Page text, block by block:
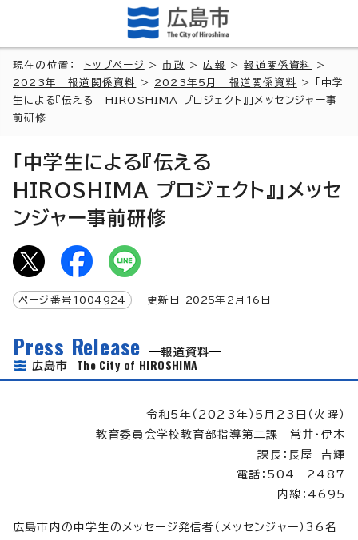
現在の位置： トップページ >市政 >広報 >報道関係資料
>
2023年 報道関係資料
> 2023年5月 報道関係資料
> 「中学
生による『伝える HIROSHIMA プロジェクト』」メッセンジャー事
前研修
「中学生による『伝える
HIROSHIMA プロジェクト』」メッセ
ンジャー事前研修
ページ番号 1004924 更新日 2025年2月 16 日
Press Release
報道資料
広島市 The City of HIROSHIMA
令和5年（2023年）5月23日（火曜）
教育委員会学校教育部指導第二課 常井・伊木
課長：長屋 吉輝
電話：504－2487
内線：4695
広島市内の中学生のメッセージ発信者（メッセンジャー）36名